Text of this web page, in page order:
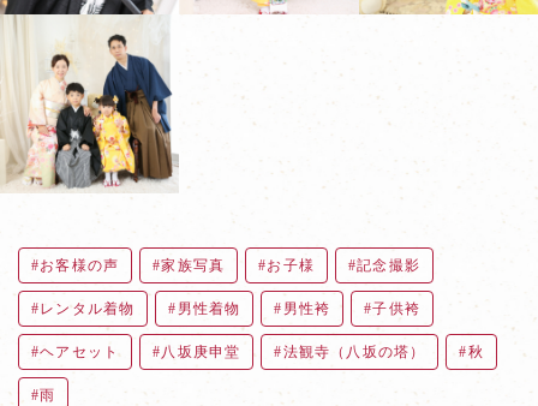
お客様の声 家族写真 お子様 記念撮影
レンタル着物 男性着物 男性袴 子供袴
ヘアセット 八坂庚申堂 法観寺（八坂の塔） 秋
雨